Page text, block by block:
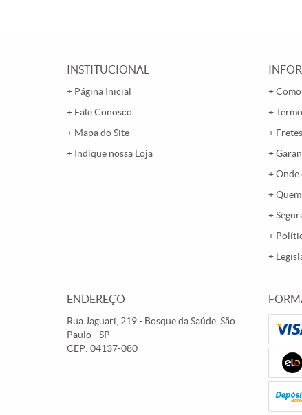
INSTITUCIONAL
Página Inicial
Fale Conosco
Mapa do Site
Indique nossa Loja
Onde
ENDEREÇO
Rua Jaguari, 219- Bosque da Saúde, São
Paulo-SP
CEP: 04137-080